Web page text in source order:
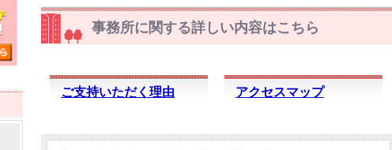
事務所に関する詳しい内容はこちら
ご支持いただく理由 アクセスマップ